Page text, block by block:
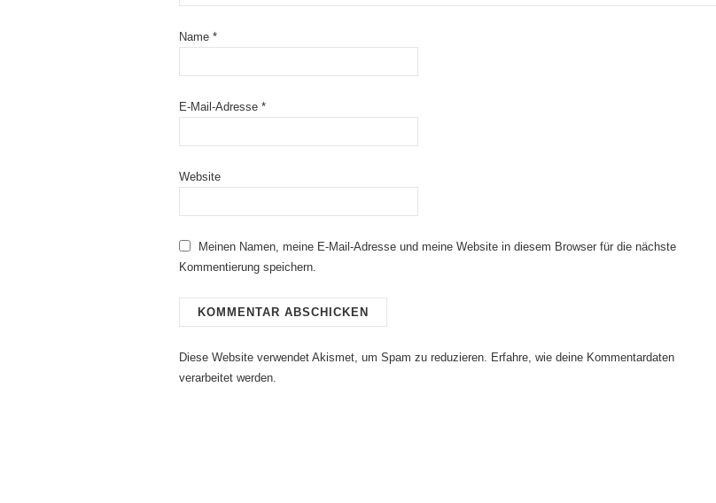
Name *
E-Mail-Adresse *
Website
Meinen Namen, meine E-Mail-Adresse und meine Website in diesem Browser für die nächste
Kommentierung speichern.
Diese Website verwendet Akismet, um Spam zu reduzieren. Erfahre, wie deine Kommentardaten
verarbeitet werden.